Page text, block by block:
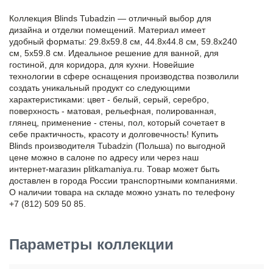
Коллекция Blinds Tubadzin — отличный выбор для
дизайна и отделки помещений. Материал имеет
удобный форматы: 29.8x59.8 см, 44.8x44.8 см, 59.8x240
см, 5x59.8 см. Идеальное решение для ванной, для
гостиной, для коридора, для кухни. Новейшие
технологии в сфере оснащения производства позволили
создать уникальный продукт со следующими
характеристиками: цвет - белый, серый, серебро,
поверхность - матовая, рельефная, полированная,
глянец, применение - стены, пол, который сочетает в
себе практичность, красоту и долговечность! Купить
Blinds производителя Tubadzin (Польша) по выгодной
цене можно в салоне по адресу или через наш
интернет-магазин plitkamaniya.ru. Товар может быть
доставлен в города России транспортными компаниями.
О наличии товара на складе можно узнать по телефону
+7 (812) 509 50 85.
Параметры коллекции